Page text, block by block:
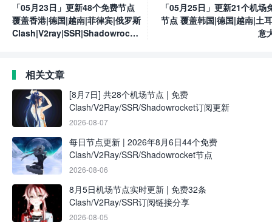
「05月23日」更新48个免费节点
覆盖香港|德国|越南|菲律宾|俄罗斯
Clash|V2ray|SSR|Shadowrocket
「05月25日」更新21个机场
节点 覆盖韩国|德国|越南|土
意
相关文章
[8月7日] 共28个机场节点 | 免费
Clash/V2Ray/SSR/Shadowrocket订阅更新
2026-08-07
每日节点更新 | 2026年8月6日44个免费
Clash/V2Ray/SSR/Shadowrocket节点
2026-08-06
8月5日机场节点实时更新 | 免费32条
Clash/V2Ray/SSR订阅链接分享
2026-08-05